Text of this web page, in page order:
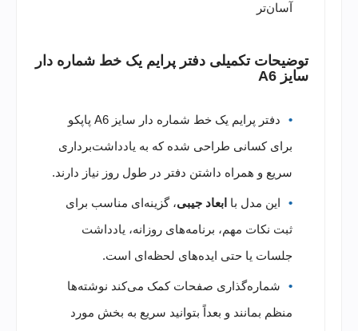
آسان‌تر
توضیحات تکمیلی دفتر پرایم یک خط شماره دار
سایز A6
دفتر پرایم یک خط شماره دار سایز A6 پاپکو
برای کسانی طراحی شده که به یادداشت‌برداری
سریع و همراه داشتن دفتر در طول روز نیاز دارند.
این مدل با ابعاد جیبی، گزینه‌ای مناسب برای
ثبت نکات مهم، برنامه‌های روزانه، یادداشت
جلسات یا حتی ایده‌های لحظه‌ای است.
شماره‌گذاری صفحات کمک می‌کند نوشته‌ها
منظم بمانند و بعداً بتوانید سریع به بخش مورد